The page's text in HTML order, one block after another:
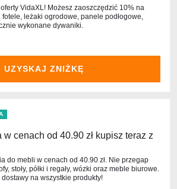
VidaXL! Możesz zaoszczędzić 10% na
fotele, leżaki ogrodowe, panele podłogowe,
wykonane dywaniki.
UZYSKAJ ZNIŻKĘ
w cenach od 40.90 zł kupisz teraz z
do mebli w cenach od 40.90 zł. Nie przegap
stoły, półki i regały, wózki oraz meble biurowe.
na wszystkie produkty!